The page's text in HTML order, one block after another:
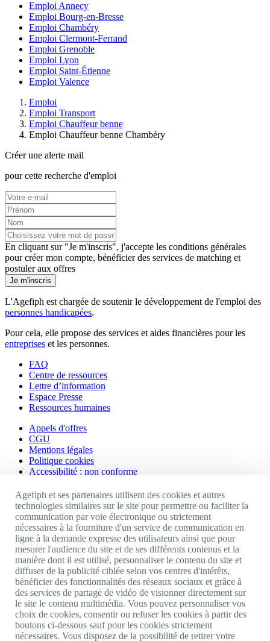
Emploi Annecy
Emploi Bourg-en-Bresse
Emploi Chambéry
Emploi Clermont-Ferrand
Emploi Grenoble
Emploi Lyon
Emploi Saint-Étienne
Emploi Valence
Emploi
Emploi Transport
Emploi Chauffeur benne
Emploi Chauffeur benne Chambéry
Créer une alerte mail
pour cette recherche d'emploi
En cliquant sur "Je m'inscris", j'accepte les conditions générales
pour créer mon compte, bénéficier des services de matching et
postuler aux offres
Je m'inscris
L'Agefiph est chargée de soutenir le développement de l'emploi des
personnes handicapées.
Pour cela, elle propose des services et aides financières pour les
entreprises et les personnes.
FAQ
Centre de ressources
Lettre d’information
Espace Presse
Ressources humaines
Appels d'offres
CGU
Mentions légales
Politique cookies
Accessibilité : non conforme
Nos autres sites
Site portail Agefiph
Activateur de progrès
Handinnov
Innovation et recherche
Université du RRH
Service AppuiPro
Nous suivre
Youtube
Linkedin
Agefiph et ses partenaires utilisent des cookies et autres
technologies similaires sur le site pour permettre ou faciliter la
communication par voie électronique ou strictement
nécessaires à la fourniture d'un service de communication en
ligne à la demande expresse des utilisateurs ainsi que pour
mesurer l'audience du site et de ses différents contenus et la
manière dont il est utilisé, personnaliser le contenu du site et
diffuser de la publicité ciblée selon vos centres d'intérêts,
bénéficier des fonctionnalités des réseaux sociaux et grâce à
des services de partage de vidéo de visionner directement sur
le site le contenu multimédia. Vous pouvez personnaliser vos
choix de cookies, consentir ou refuser les cookies à partir des
boutons ci-dessous sauf pour les cookies strictement
nécessaires. Vous disposez de la possibilité de retirer votre